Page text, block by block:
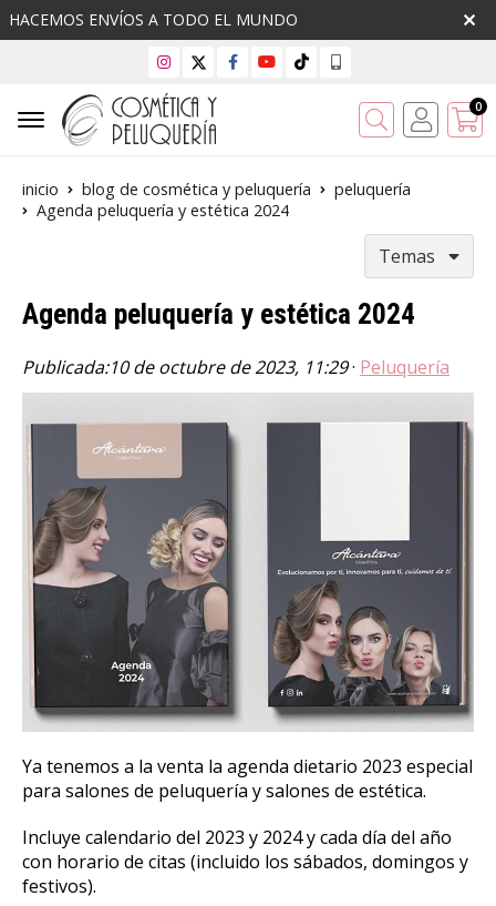
HACEMOS ENVÍOS A TODO EL MUNDO
Buscar 0
inicio blog de cosmética y peluquería
peluquería
Agenda peluquería y estética 2024
Temas
Agenda peluquería y estética 2024
Publicada:10 de octubre de 2023, 11:29· Peluquería
Ya tenemos a la venta la agenda dietario 2023 especial
para salones de peluquería y salones de estética.
Incluye calendario del 2023 y 2024 y cada día del año
con horario de citas (incluido los sábados, domingos y
festivos).